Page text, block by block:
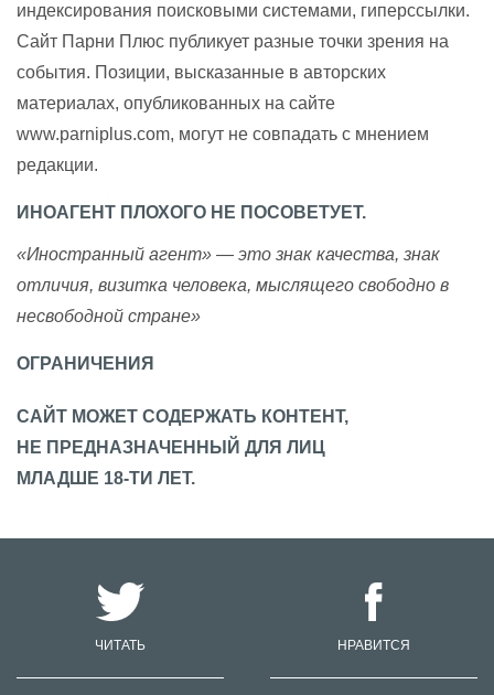
индексирования поисковыми системами, гиперссылки.
Сайт Парни Плюс публикует разные точки зрения на
события. Позиции, высказанные в авторских
материалах, опубликованных на сайте
www.parniplus.com, могут не совпадать с мнением
редакции.
ИНОАГЕНТ ПЛОХОГО НЕ ПОСОВЕТУЕТ.
«Иностранный агент» — это знак качества, знак
отличия, визитка человека, мыслящего свободно в
несвободной стране»
ОГРАНИЧЕНИЯ
САЙТ МОЖЕТ СОДЕРЖАТЬ КОНТЕНТ,
НЕ ПРЕДНАЗНАЧЕННЫЙ ДЛЯ ЛИЦ
МЛАДШЕ 18-ТИ ЛЕТ.
ЧИТАТЬ НРАВИТСЯ